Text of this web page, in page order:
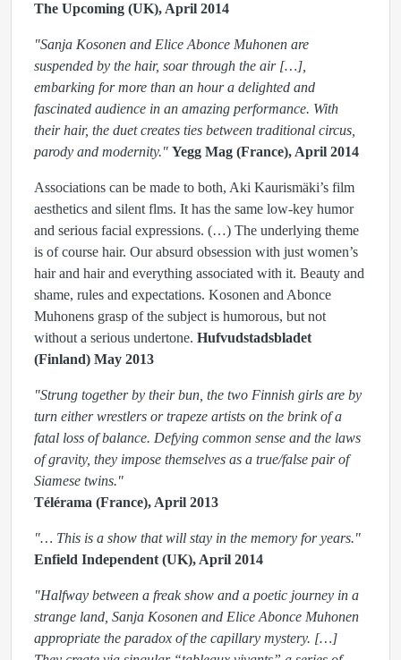
The Upcoming (UK), April 2014
"Sanja Kosonen and Elice Abonce Muhonen are
suspended by the hair, soar through the air […],
embarking for more than an hour a delighted and
fascinated audience in an amazing performance. With
their hair, the duet creates ties between traditional circus,
parody and modernity." Yegg Mag (France), April 2014
Associations can be made to both, Aki Kaurismäki’s film
aesthetics and silent flms. It has the same low-key humor
and serious facial expressions. (…) The underlying theme
is of course hair. Our absurd obsession with just women’s
hair and hair and everything associated with it. Beauty and
shame, rules and expectations. Kosonen and Abonce
Muhonens grasp of the subject is humorous, but not
without a serious undertone. Hufvudstadsbladet
(Finland) May 2013
"Strung together by their bun, the two Finnish girls are by
turn either wrestlers or trapeze artists on the brink of a
fatal loss of balance. Defying common sense and the laws
of gravity, they impose themselves as a true/false pair of
Siamese twins."
Télérama (France), April 2013
"… This is a show that will stay in the memory for years."
Enfield Independent (UK), April 2014
"Halfway between a freak show and a poetic journey in a
strange land, Sanja Kosonen and Elice Abonce Muhonen
appropriate the paradox of the capillary mystery. […]